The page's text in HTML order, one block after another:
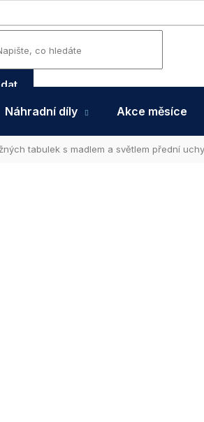
Náhradní díly Akce měsíce
tabulek s madlem a světlem přední